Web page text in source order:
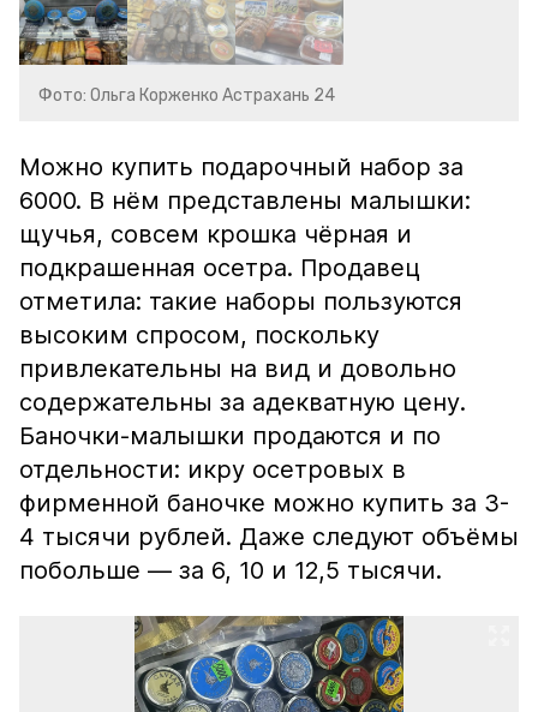
Фото: Ольга Корженко Астрахань 24
Можно купить подарочный набор за
6000. В нём представлены малышки:
щучья, совсем крошка чёрная и
подкрашенная осетра. Продавец
отметила: такие наборы пользуются
высоким спросом, поскольку
привлекательны на вид и довольно
содержательны за адекватную цену.
Баночки-малышки продаются и по
отдельности: икру осетровых в
фирменной баночке можно купить за 3-
4 тысячи рублей. Даже следуют объёмы
побольше — за 6, 10 и 12,5 тысячи.